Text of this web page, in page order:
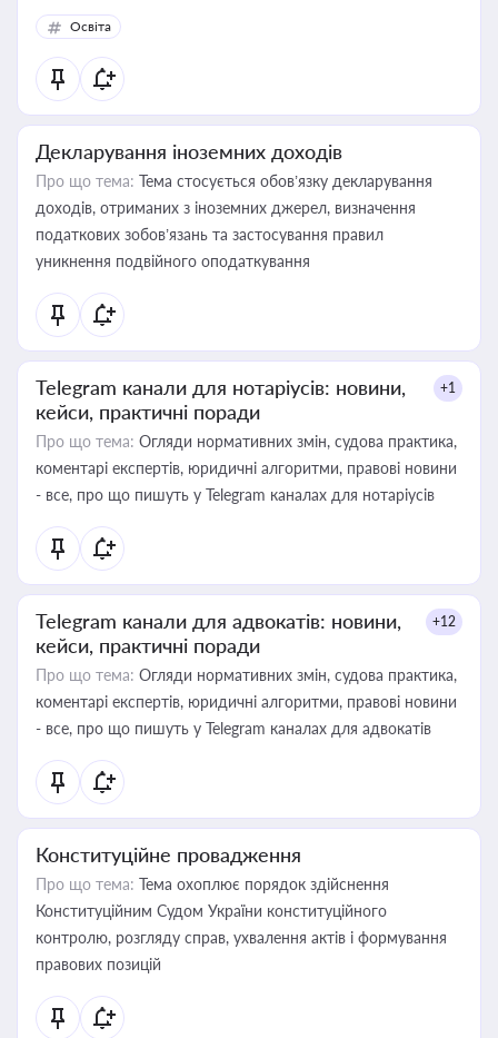
Освіта
Декларування іноземних доходів
Про що тема: Тема стосується обов’язку декларування
доходів, отриманих з іноземних джерел, визначення
податкових зобов’язань та застосування правил
уникнення подвійного оподаткування
Telegram канали для нотаріусів: новини,
кейси, практичні поради
+1
Про що тема: Огляди нормативних змін, судова практика,
коментарі експертів, юридичні алгоритми, правові новини
- все, про що пишуть у Telegram каналах для нотаріусів
Telegram канали для адвокатів: новини,
кейси, практичні поради
+12
Про що тема: Огляди нормативних змін, судова практика,
коментарі експертів, юридичні алгоритми, правові новини
- все, про що пишуть у Telegram каналах для адвокатів
Конституційне провадження
Про що тема: Тема охоплює порядок здійснення
Конституційним Судом України конституційного
контролю, розгляду справ, ухвалення актів і формування
правових позицій